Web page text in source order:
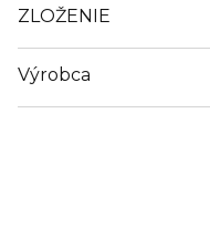
ZLOŽENIE
Výrobca